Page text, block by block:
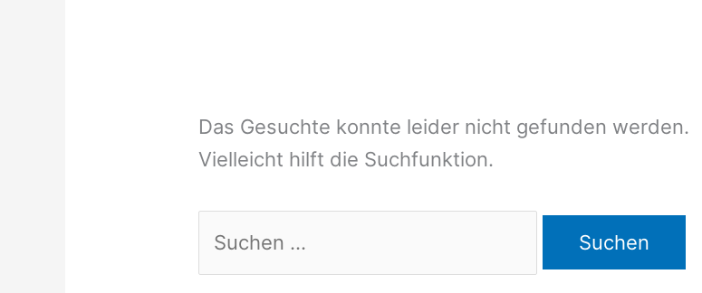
Das Gesuchte konnte leider nicht gefunden werden.
Vielleicht hilft die Suchfunktion.
nach: